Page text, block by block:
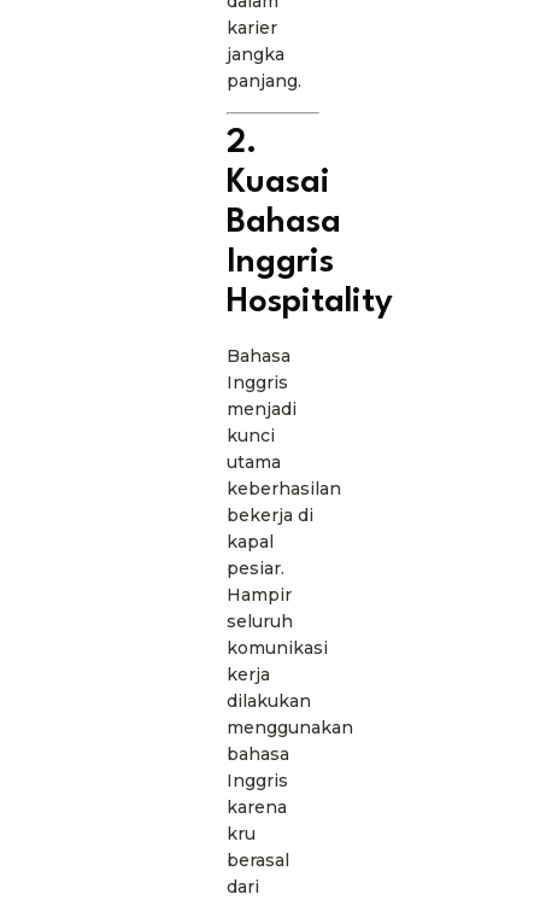
karier
jangka
panjang.
2.
Kuasai
Bahasa
Inggris
Hospitality
Bahasa
Inggris
menjadi
kunci
utama
keberhasilan
bekerja di
kapal
pesiar.
Hampir
seluruh
komunikasi
kerja
dilakukan
menggunakan
bahasa
Inggris
karena
kru
berasal
dari